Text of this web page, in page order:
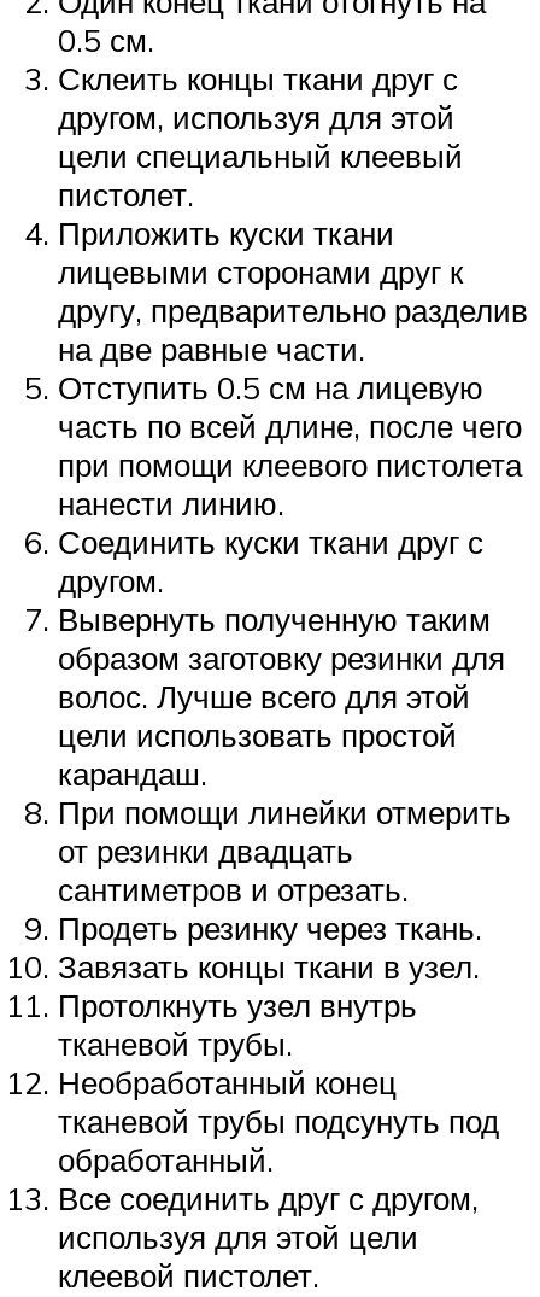
0.5 см.
Склеить концы ткани друг с
другом, используя для этой
цели специальный клеевый
пистолет.
Приложить куски ткани
лицевыми сторонами друг к
другу, предварительно разделив
на две равные части.
Отступить 0.5 см на лицевую
часть по всей длине, после чего
при помощи клеевого пистолета
нанести линию.
Соединить куски ткани друг с
другом.
Вывернуть полученную таким
образом заготовку резинки для
волос. Лучше всего для этой
цели использовать простой
карандаш.
При помощи линейки отмерить
от резинки двадцать
сантиметров и отрезать.
Продеть резинку через ткань.
Завязать концы ткани в узел.
Протолкнуть узел внутрь
тканевой трубы.
Необработанный конец
тканевой трубы подсунуть под
обработанный.
Все соединить друг с другом,
используя для этой цели
клеевой пистолет.